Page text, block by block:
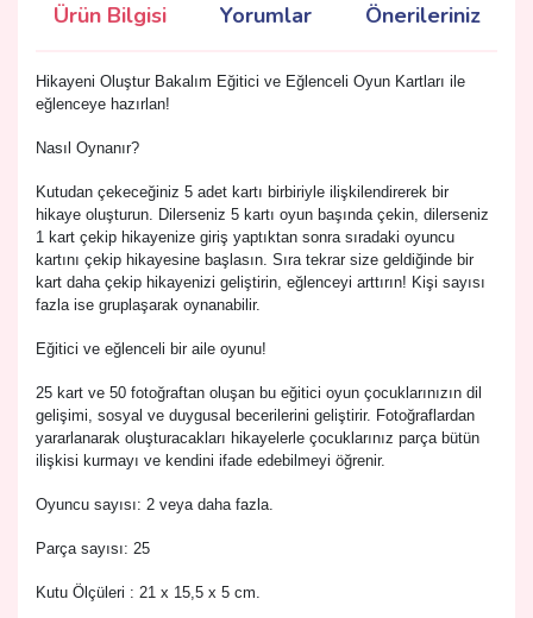
Ürün Bilgisi Yorumlar Önerileriniz
Hikayeni Oluştur Bakalım Eğitici ve Eğlenceli Oyun Kartları ile
eğlenceye hazırlan!
Nasıl Oynanır?
Kutudan çekeceğiniz 5 adet kartı birbiriyle ilişkilendirerek bir
hikaye oluşturun. Dilerseniz 5 kartı oyun başında çekin, dilerseniz
1 kart çekip hikayenize giriş yaptıktan sonra sıradaki oyuncu
kartını çekip hikayesine başlasın. Sıra tekrar size geldiğinde bir
kart daha çekip hikayenizi geliştirin, eğlenceyi arttırın! Kişi sayısı
fazla ise gruplaşarak oynanabilir.
Eğitici ve eğlenceli bir aile oyunu!
25 kart ve 50 fotoğraftan oluşan bu eğitici oyun çocuklarınızın dil
gelişimi, sosyal ve duygusal becerilerini geliştirir. Fotoğraflardan
yararlanarak oluşturacakları hikayelerle çocuklarınız parça bütün
ilişkisi kurmayı ve kendini ifade edebilmeyi öğrenir.
Oyuncu sayısı: 2 veya daha fazla.
Parça sayısı: 25
Kutu Ölçüleri : 21 x 15,5 x 5 cm.